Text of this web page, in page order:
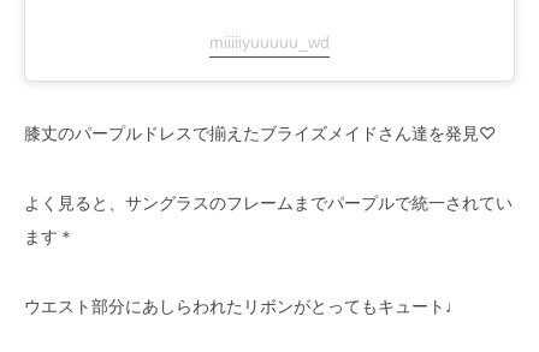
miiiiiyuuuuu_wd
膝丈のパープルドレスで揃えたブライズメイドさん達を発見♡
よく見ると、サングラスのフレームまでパープルで統一されてい
ます＊
ウエスト部分にあしらわれたリボンがとってもキュート♩